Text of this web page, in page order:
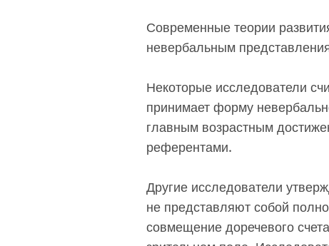
Современные теории
невербальным
Некоторые исследователи
принимает форму
главным возрастным
референтами.
Другие исследователи
не представляют собой
совмещение доречевого